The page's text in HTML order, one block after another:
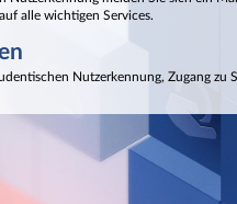
alle wichtigen Services.
Nutzerkennung, Zugang zu